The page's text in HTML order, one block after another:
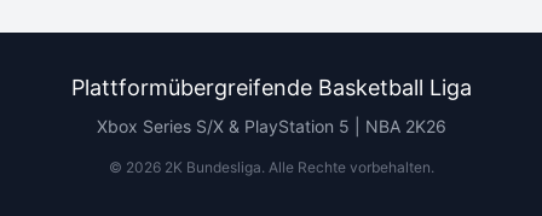
Plattformübergreifende Basketball Liga
Xbox Series S/X & PlayStation 5 | NBA 2K26
© 20262K Bundesliga. Alle Rechte vorbehalten.